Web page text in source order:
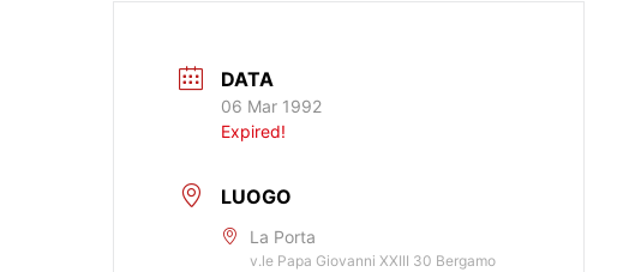
DATA
06 Mar 1992
Expired!
LUOGO
La Porta
v.le Papa Giovanni XXIII 30 Bergamo